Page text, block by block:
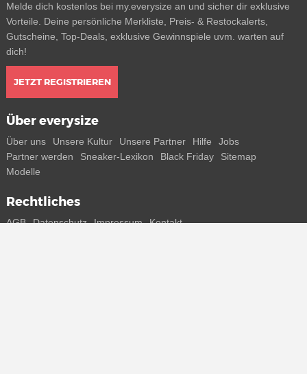
Melde dich kostenlos bei my.everysize an und sicher dir exklusive
Vorteile. Deine persönliche Merkliste, Preis- & Restockalerts,
Gutscheine, Top-Deals, exklusive Gewinnspiele uvm. warten auf
dich!
JETZT REGISTRIEREN
Über everysize
Über uns Unsere Kultur Unsere Partner Hilfe
Jobs
Partner werden
Sneaker-Lexikon Black Friday
Sitemap
Modelle
Rechtliches
AGB Datenschutz Impressum Kontakt